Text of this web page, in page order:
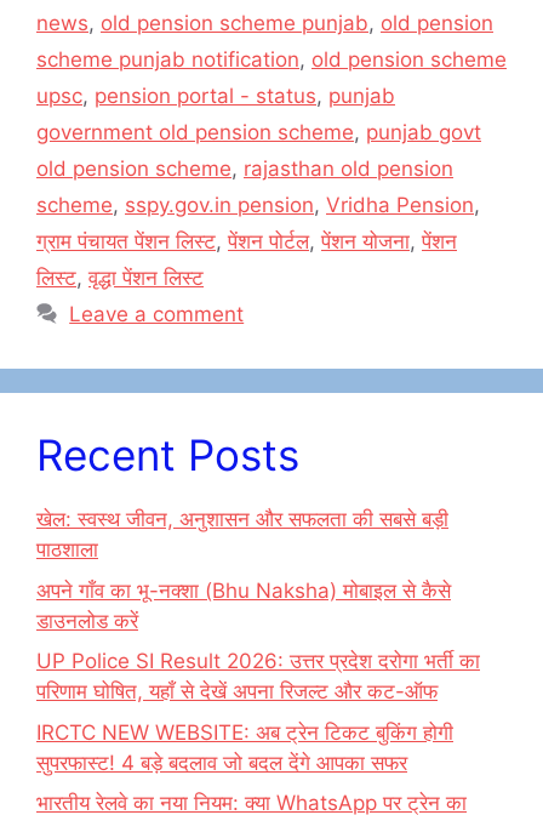
news, old pension scheme punjab, old pension
scheme punjab notification, old pension scheme
upsc, pension portal - status, punjab
government old pension scheme, punjab govt
old pension scheme, rajasthan old pension
scheme, sspy.gov.in pension, Vridha Pension,
ग्राम पंचायत पेंशन लिस्ट,पेंशन पोर्टल,पेंशन योजना,पेंशन
लिस्ट,वृद्धा पेंशन लिस्ट
Leave a comment
Recent Posts
खेल: स्वस्थ जीवन, अनुशासन और सफलता की सबसे बड़ी
पाठशाला
अपने गाँव का भू-नक्शा (Bhu Naksha) मोबाइल से कैसे
डाउनलोड करें
UP Police SI Result 2026: उत्तर प्रदेश दरोगा भर्ती का
परिणाम घोषित, यहाँ से देखें अपना रिजल्ट और कट-ऑफ
IRCTC NEW WEBSITE: अब ट्रेन टिकट बुकिंग होगी
सुपरफास्ट! 4 बड़े बदलाव जो बदल देंगे आपका सफर
भारतीय रेलवे का नया नियम: क्या WhatsApp पर ट्रेन का